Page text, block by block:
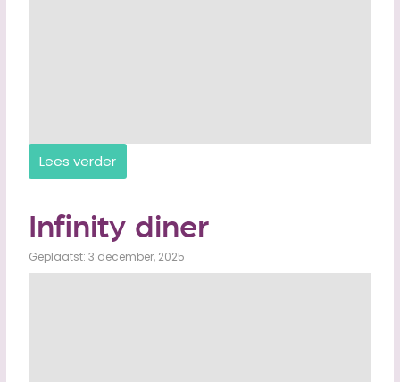
Lees verder
Infinity diner
Geplaatst: 3 december, 2025